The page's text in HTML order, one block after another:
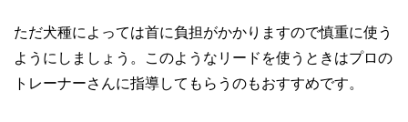
ただ犬種によっては首に負担がかかりますので慎重に使う
ようにしましょう。このようなリードを使うときはプロの
トレーナーさんに指導してもらうのもおすすめです。